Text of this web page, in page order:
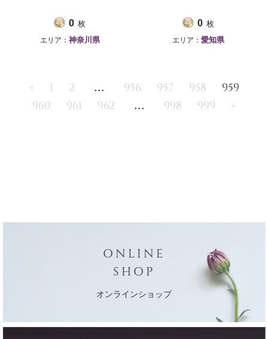
0 枚
エリア： 神奈川県
0 枚
エリア： 愛知県
« 1 2 ... 956 957 958
959
960
961 962 ... 998 999 »
ONLINE
SHOP
オンラインショップ